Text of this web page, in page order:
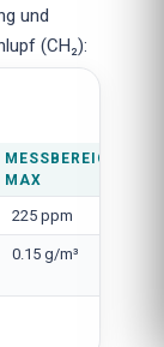
und
(CH₂):
MESSBEREICH
MAX
225 ppm
0.15 g/m³